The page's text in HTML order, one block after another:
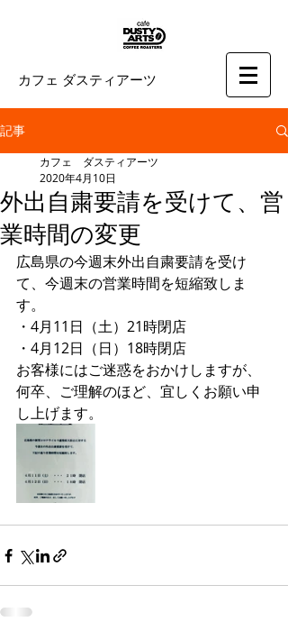
カフェ ダスティアーツ
記事
外出自粛要請を受けて、営
業時間の変更
カフェ ダスティアーツ
2020年4月10日
広島県の今週末外出自粛要請を受け
て、今週末の営業時間を短縮致しま
す。
・4月11日（土）21時閉店
・4月12日（日）18時閉店
お客様にはご迷惑をおかけしますが、
何卒、ご理解のほど、宜しくお願い申
し上げます。